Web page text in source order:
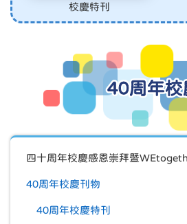
校慶特刊
40周年校
四十周年校慶感恩崇拜暨
40周年校慶刊物
40周年校慶特刊